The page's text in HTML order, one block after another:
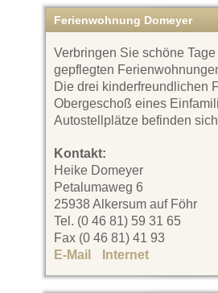
Ferienwohnung Domeyer
Verbringen Sie schöne
gepflegten
Die drei kinderfreundlichen
Obergeschoß eines
Autostellplätze befinden
Kontakt:
Heike Domeyer
Petalumaweg 6
25938 Alkersum auf Föhr
Tel. (0 46 81) 59 31 65
Fax (0 46 81) 41 93
E-Mail
Internet